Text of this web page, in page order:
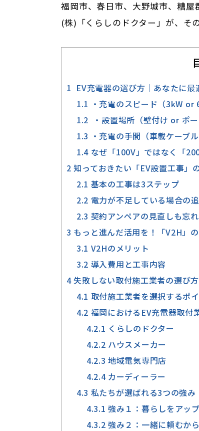
福岡市、春日市、大野城市、糟屋
(株)「くらしのドクター」が、そ
1 EV充電器の選び方｜あなたに
1.1 ・充電のスピード（3kW or
1.2 ・設置場所（壁付け or ポー
1.3 ・充電の手間（車載ケーブ
1.4 なぜ「100V」ではなく「
2 知っておきたい「EV設置工事」
2.1 基本の工事は3ステップ
2.2 電力が不足している場合の
2.3 契約アンペアの見直しも忘
3 もっと進んだ活用を！「V2H」
3.1 V2Hのメリット
3.2 導入費用と工事内容
4失敗しない取付施工業者の選び
4.1 取付施工業者を選択するポ
4.2 福岡におけるEV充電器取付
4.2.1 くらしのドクター
4.2.2 ハウスメーカー
4.2.3 地域電気専門店
4.2.4カーディーラー
4.3 私たちが選ばれる3つの強み
4.3.1 強み１：暮らしをアッ
4.3.2 強み２：一緒に頼むか